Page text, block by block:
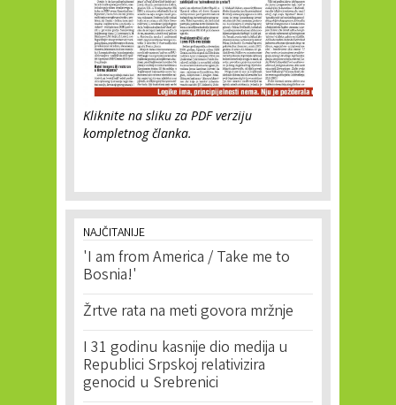
Kliknite na sliku za PDF verziju
kompletnog članka.
NAJČITANIJE
'I am from America / Take me to
Bosnia!'
Žrtve rata na meti govora mržnje
I 31 godinu kasnije dio medija u
Republici Srpskoj relativizira
genocid u Srebrenici